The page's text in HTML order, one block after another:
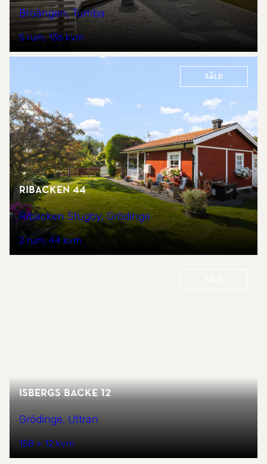
Broängen, Tumba
5 rum 136 kvm
Såld
Ribacken 44
Ribacken Stugby, Grödinge
2 rum 44 kvm
Isbergs backe 12
Grödinge, Uttran
158 + 12 kvm